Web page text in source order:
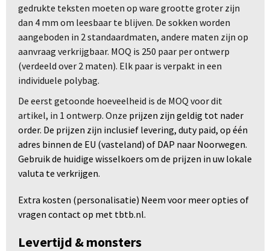
gedrukte teksten moeten op ware grootte groter zijn
dan 4 mm om leesbaar te blijven. De sokken worden
aangeboden in 2 standaardmaten, andere maten zijn op
aanvraag verkrijgbaar. MOQ is 250 paar per ontwerp
(verdeeld over 2 maten). Elk paar is verpakt in een
individuele polybag.
De eerst getoonde hoeveelheid is de MOQ voor dit
artikel, in 1 ontwerp. Onze prijzen zijn geldig tot nader
order. De prijzen zijn inclusief levering, duty paid, op één
adres binnen de EU (vasteland) of DAP naar Noorwegen.
Gebruik de huidige wisselkoers om de prijzen in uw lokale
valuta te verkrijgen.
Extra kosten (personalisatie) Neem voor meer opties of
vragen contact op met tbtb.nl.
Levertijd & monsters